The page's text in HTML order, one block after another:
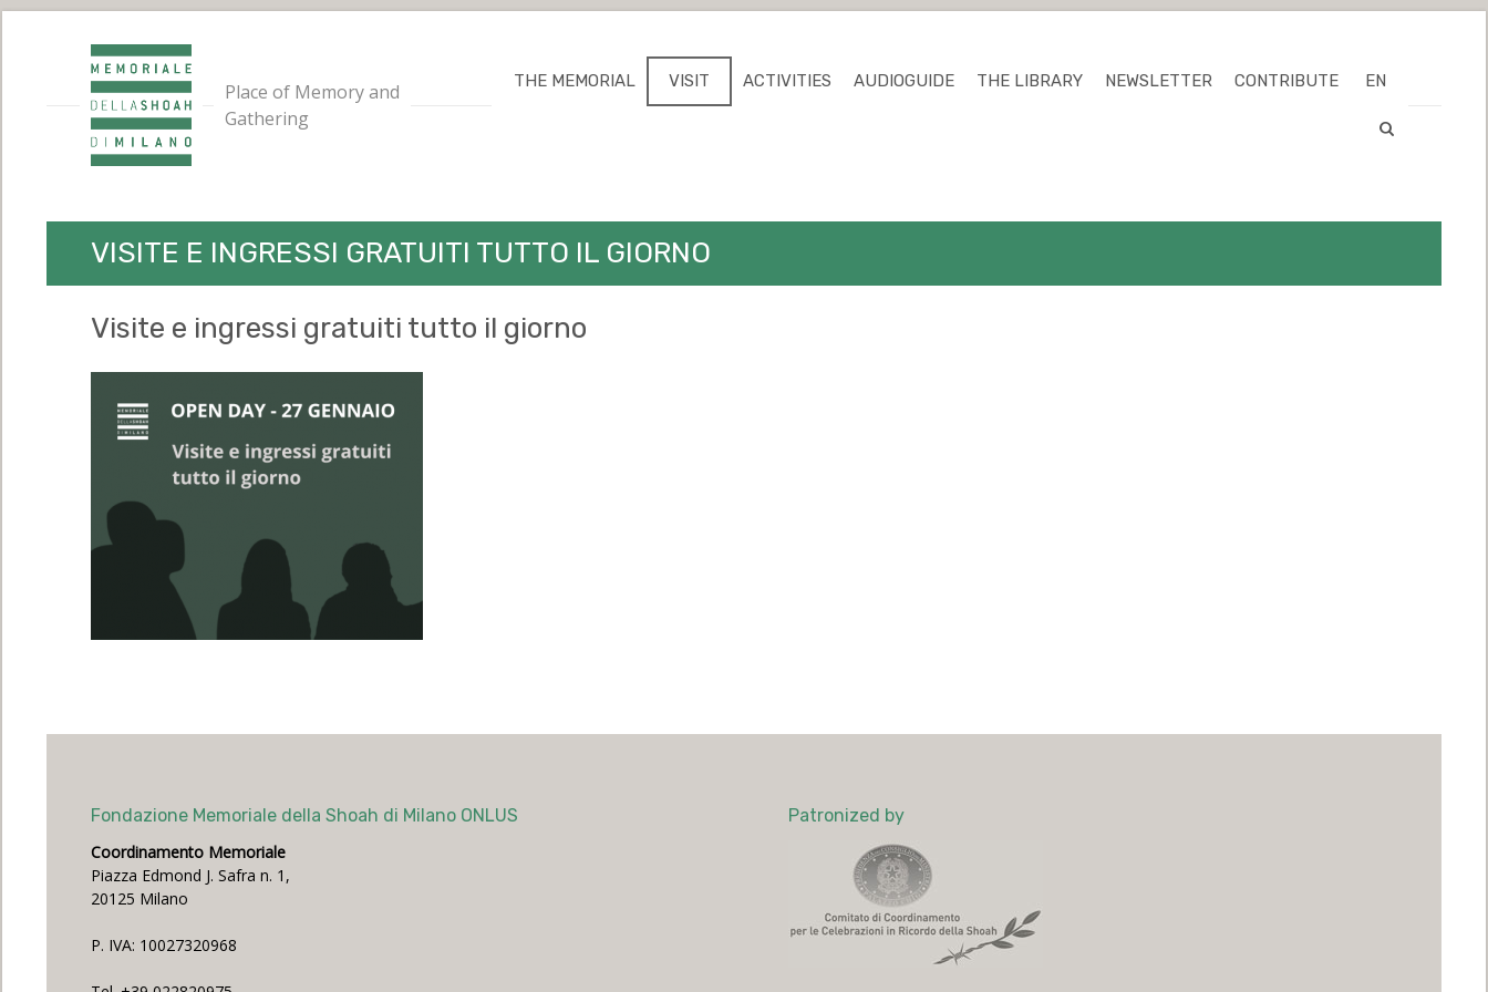
Place of Memory and
Gathering
THE MEMORIAL VISIT ACTIVITIES AUDIOGUIDE THE LIBRARY NEWSLETTER CONTRIBUTE EN
VISITE E INGRESSI GRATUITI TUTTO IL GIORNO
Visite e ingressi gratuiti tutto il giorno
Fondazione Memoriale della Shoah di Milano ONLUS
Coordinamento Memoriale
Piazza Edmond J. Safra n. 1,
20125 Milano
P. IVA: 10027320968
Patronized by